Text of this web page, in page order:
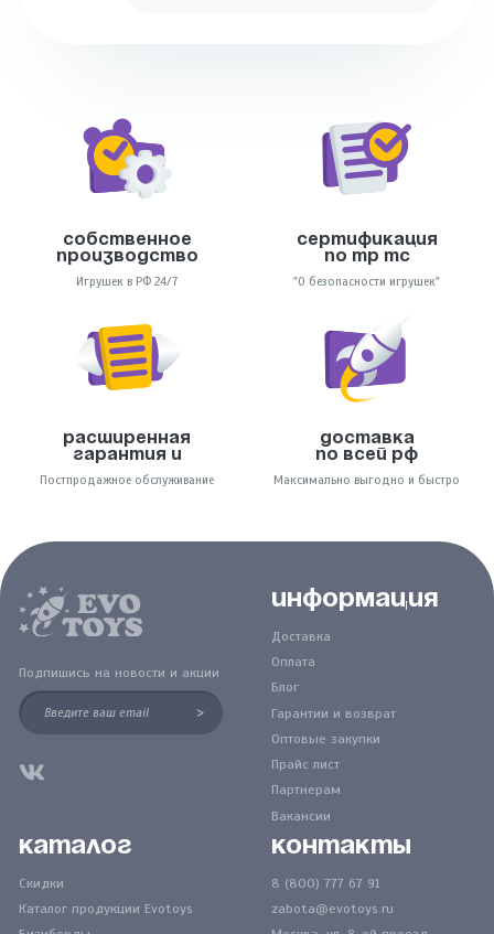
Собственное
производство
Игрушек в РФ 24/7
Сертификация
по тр тс
"О безопасности игрушек"
Расширенная
гарантия и
Постпродажное обслуживание
Доставка
по всей РФ
Максимально выгодно и быстро
Подпишись на новости и акции
>
Информация
Доставка
Оплата
Блог
Гарантии и возврат
Оптовые закупки
Прайс лист
Партнерам
Вакансии
Каталог
Скидки
Каталог продукции Evotoys
Контакты
8 (800) 777 67 91
zabota@evotoys.ru